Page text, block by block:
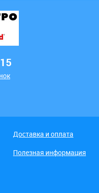
Доставка и оплата
Полезная информация